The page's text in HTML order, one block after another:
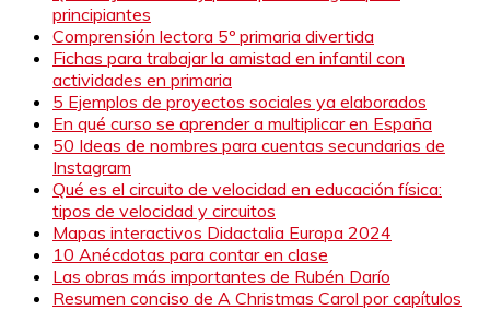
principiantes
Comprensión lectora 5º primaria divertida
Fichas para trabajar la amistad en infantil con
actividades en primaria
5 Ejemplos de proyectos sociales ya elaborados
En qué curso se aprender a multiplicar en España
50 Ideas de nombres para cuentas secundarias de
Instagram
Qué es el circuito de velocidad en educación física:
tipos de velocidad y circuitos
Mapas interactivos Didactalia Europa 2024
10 Anécdotas para contar en clase
Las obras más importantes de Rubén Darío
Resumen conciso de A Christmas Carol por capítulos